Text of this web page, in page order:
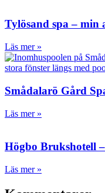
Tylösand spa – min
Läs mer »
Smådalarö Gård
Läs mer »
Högbo Brukshotell
Läs mer »